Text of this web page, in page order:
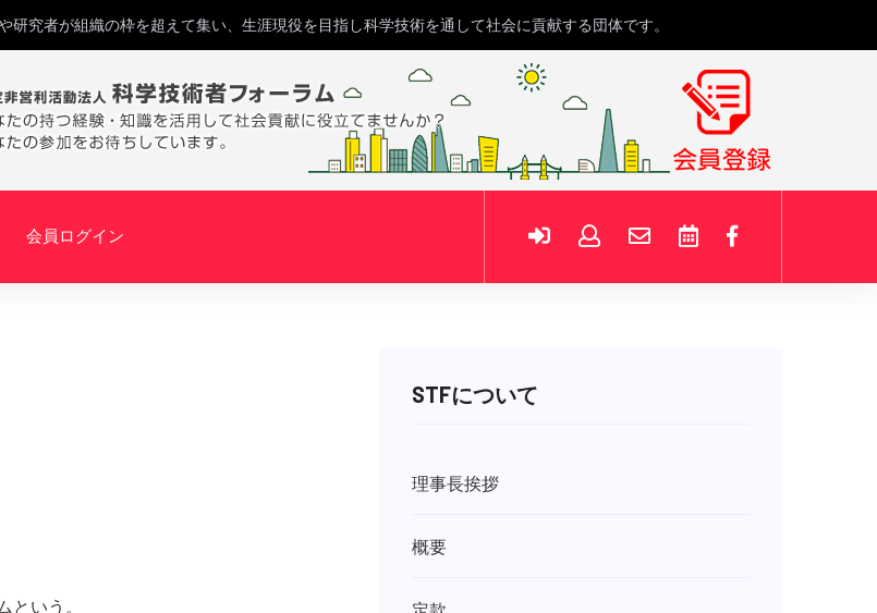
究者が組織の枠を超えて集い、生涯現役を目指し科学技術を通して社会に貢献する団体です。
会員ログイン
いう。
STFについて
理事長挨拶
概要